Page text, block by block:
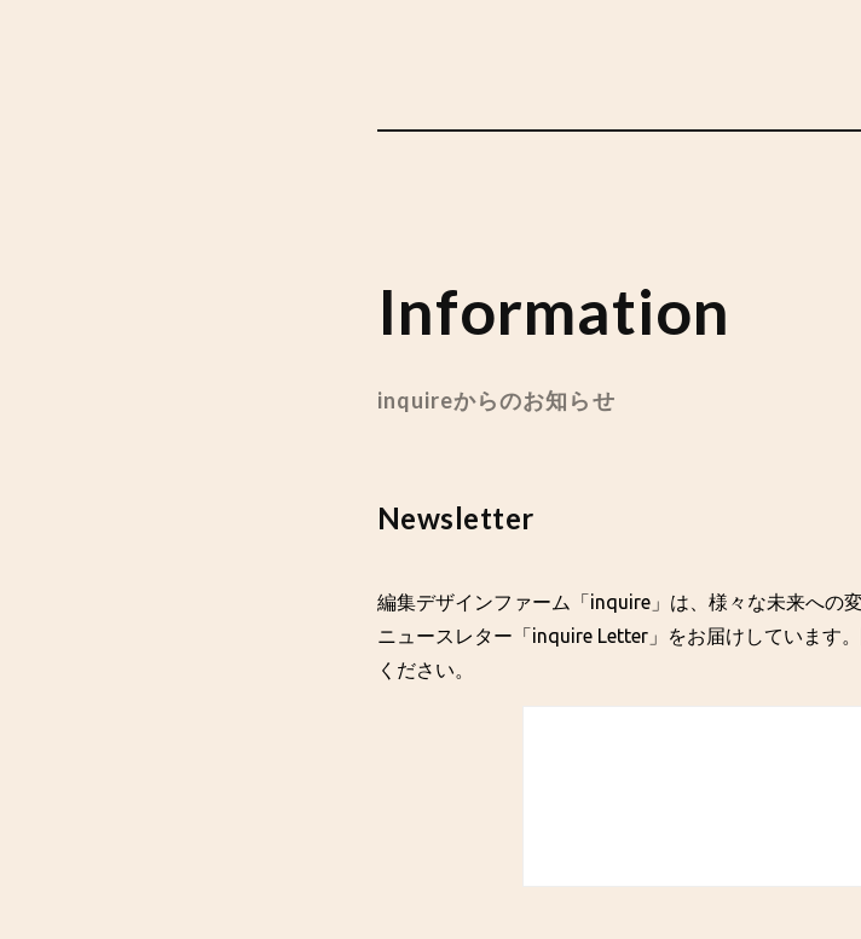
Information
inquireからのお知らせ
Newsletter
編集デザインファーム「inquire」は、様々な未来への
ニュースレター「inquire Letter」をお届けしています
ください。